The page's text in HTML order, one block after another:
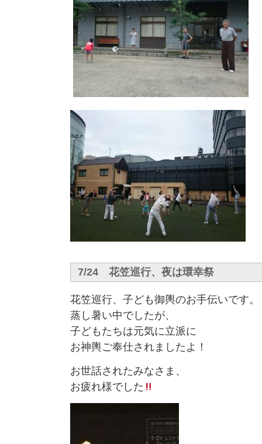
7/24 花笠巡行、夜は環幸祭
花笠巡行、子ども御輿のお手伝いです。
蒸し暑い中でしたが、
子どもたちは元気に立派に
お神輿ご奉仕されましたよ！
お世話されたみなさま、
お疲れ様でした